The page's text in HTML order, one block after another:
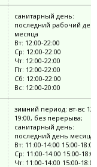
санитарный день:
последний рабочий
месяца
Вт: 12:00-22:00
Ср: 12:00-22:00
Чт: 12:00-22:00
Пт: 12:00-22:00
Сб: 12:00-22:00
Вс: 12:00-20:00
зимний период: вт-вс
19:00, без перерыва;
санитарный день:
последний день месяца
Вт: 11:00-14:00 15:00-18:00
Ср: 11:00-14:00 15:00-18:00
Чт: 11:00-14:00 15:00-18:00